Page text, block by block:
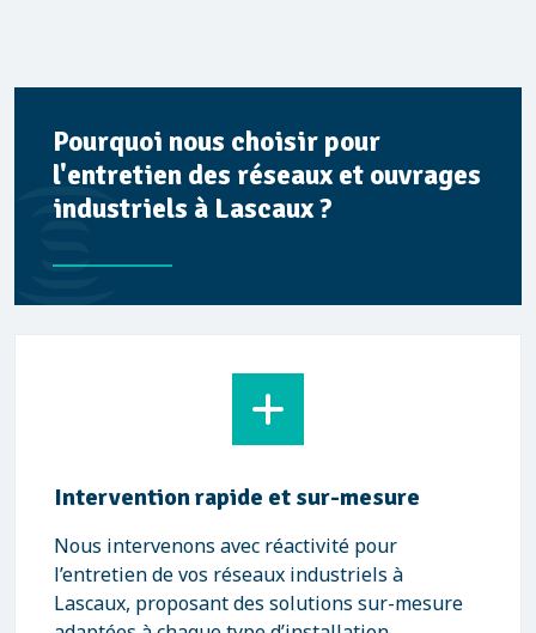
Pourquoi nous choisir pour
l'entretien des réseaux et ouvrages
industriels à Lascaux ?
Intervention rapide et sur-mesure
Nous intervenons avec réactivité pour
l’entretien de vos réseaux industriels à
Lascaux, proposant des solutions sur-mesure